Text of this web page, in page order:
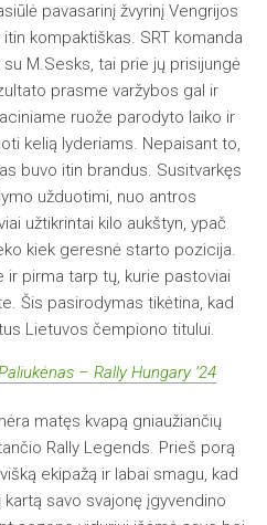
pavasarinį žvyrinį Vengrijos
kompaktiškas. SRT komanda
M.Sesks, tai prie jų prisijungė
prasme varžybos gal ir
ruože parodyto laiko ir
kelią lyderiams. Nepaisant to,
buvo itin brandus. Susitvarkęs
užduotimi, nuo antros
užtikrintai kilo aukštyn, ypač
kiek geresnė starto pozicija.
pirma tarp tų, kurie pastoviai
Šis pasirodymas tikėtina, kad
Lietuvos čempiono titului.
– Rally Hungary ’24
matęs kvapą gniaužiančių
Rally Legends. Prieš porą
ekipažą ir labai smagu, kad
kartą savo svajonę įgyvendino